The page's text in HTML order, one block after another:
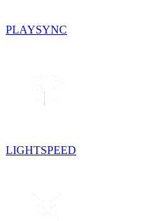
PLAYSYNC
LIGHTSPEED